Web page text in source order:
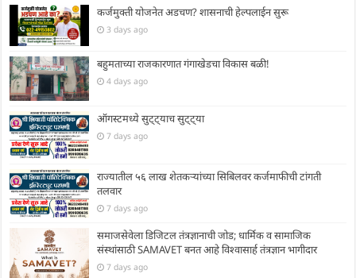
कर्जमुक्ती योजनेत अडचण? शासनाची हेल्पलाईन सुरू
3 days ago
बहुमताच्या राजकारणात गंगाखेडचा विकास बळी!
4 days ago
ऑगस्टमध्ये सुट्ट्याच सुट्ट्या
7 days ago
राज्यातील ५६ लाख शेतकऱ्यांच्या सिबिलवर कर्जमाफीची टांगती
तलवार
7 days ago
समाजसेवेला डिजिटल तंत्रज्ञानाची जोड; धार्मिक व सामाजिक
संस्थांसाठी SAMAVET बनत आहे विश्वासार्ह तंत्रज्ञान भागीदार
7 days ago